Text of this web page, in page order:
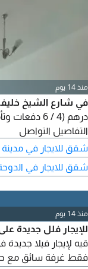
منذ 14 يوم
التفاصيل التواصل
شقق للايجار في مدينة
شقق للايجار في
منذ 14 يوم
للإيجار فلل جديدة
قيه لإيجار فيلا
فقط غرفة سائق مع